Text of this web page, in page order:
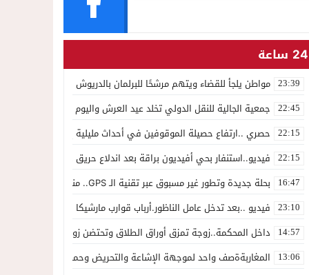
24 ساعة
23:39 مواطن يلجأ للقضاء ويتهم مرشحًا للبرلمان بالدريوش بالاستيلاء على 22 مليون سنتيم
22:45 جمعية الجالية للنقل الدولي تخلد عيد العرش واليوم الوطني للمهاجر
22:15 حصري ..ارتفاع حصيلة الموقوفين في أحداث مليلية إلى 82 شخصًا وتحقيقات تقود إلى متابعات جنائية ثقيلة
22:15 فيديو..استنفار بحي أفيديون براقة بعد اندلاع حريق داخل ضيعة فلاحية
16:47 بحلة جديدة وتطور غير مسبوق عبر تقنية الـ GPS.. منصة “مرحباناظور” تعزز مكانتها كوجهة أولى لسكان إقليمي الناظور والدريوش
23:10 فيديو ..بعد تدخل عامل الناظور.أرباب قوارب مارشيكا يعلقون احتجاجهم
14:57 داخل المحكمة..زوجة تمزق أوراق الطلاق وتحتضن زوجها في لحظة
13:06 المغاربةةصف واحد لموجهة الإشاعة والتحريض وحملات التضليل